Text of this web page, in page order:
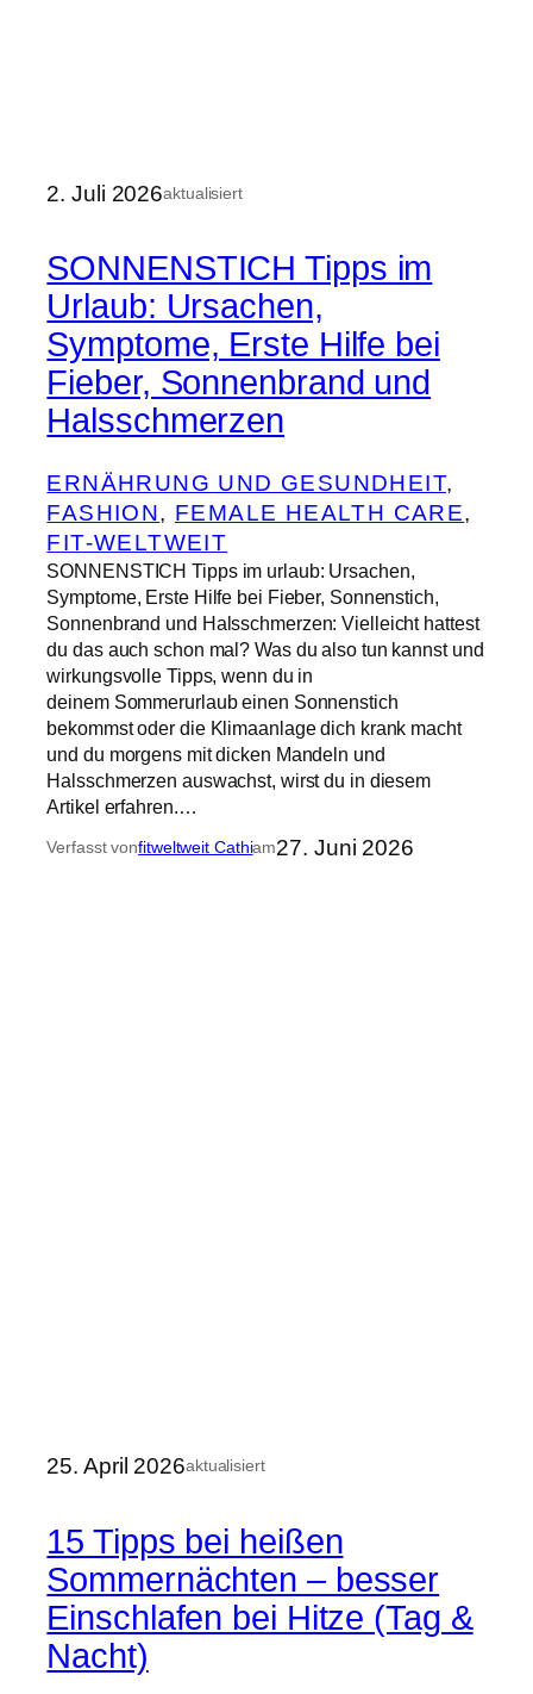
2. Juli 2026aktualisiert
SONNENSTICH Tipps im
Urlaub: Ursachen,
Symptome, Erste Hilfe bei
Fieber, Sonnenbrand und
Halsschmerzen
ERNÄHRUNG UND GESUNDHEIT
FASHION, FEMALE HEALTH CARE
FIT-WELTWEIT
SONNENSTICH Tipps im urlaub: Ursachen,
Symptome, Erste Hilfe bei Fieber, Sonnenstich,
Sonnenbrand und Halsschmerzen: Vielleicht hattest
du das auch schon mal? Was du also tun kannst und
wirkungsvolle Tipps, wenn du in
deinem Sommerurlaub einen Sonnenstich
bekommst oder die Klimaanlage dich krank macht
und du morgens mit dicken Mandeln und
Halsschmerzen auswachst, wirst du in diesem
Artikel erfahren.…
Verfasst vonfitweltweit Cathiam27. Juni 2026
25. April 2026aktualisiert
15 Tipps bei heißen
Sommernächten – besser
Einschlafen bei Hitze (Tag &
Nacht)